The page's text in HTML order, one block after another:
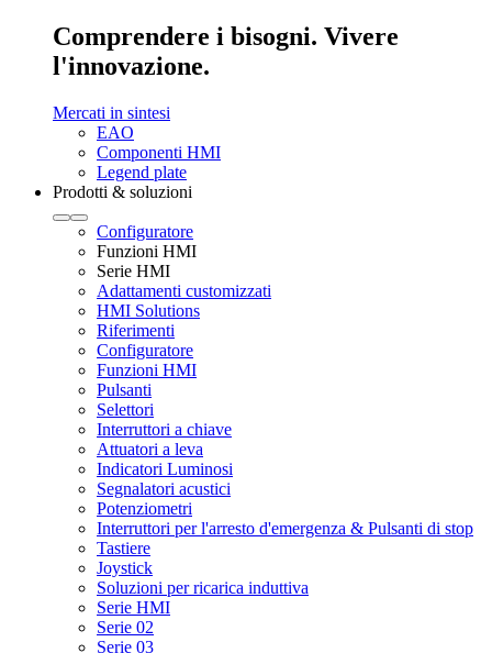
Comprendere i bisogni. Vivere
l'innovazione.
Mercati in sintesi
EAO
Componenti HMI
Legend plate
Prodotti & soluzioni
Configuratore
Funzioni HMI
Serie HMI
Adattamenti customizzati
HMI Solutions
Riferimenti
Configuratore
Funzioni HMI
Pulsanti
Selettori
Interruttori a chiave
Attuatori a leva
Indicatori Luminosi
Segnalatori acustici
Potenziometri
Interruttori per l'arresto d'emergenza & Pulsanti di stop
Tastiere
Joystick
Soluzioni per ricarica induttiva
Serie HMI
Serie 02
Serie 03